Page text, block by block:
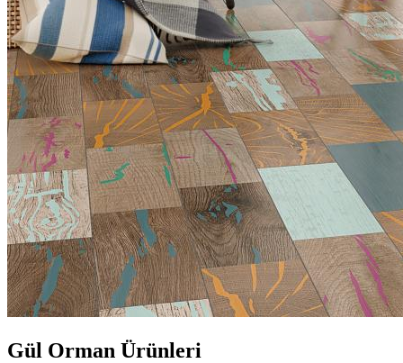
Gül Orman Ürünleri